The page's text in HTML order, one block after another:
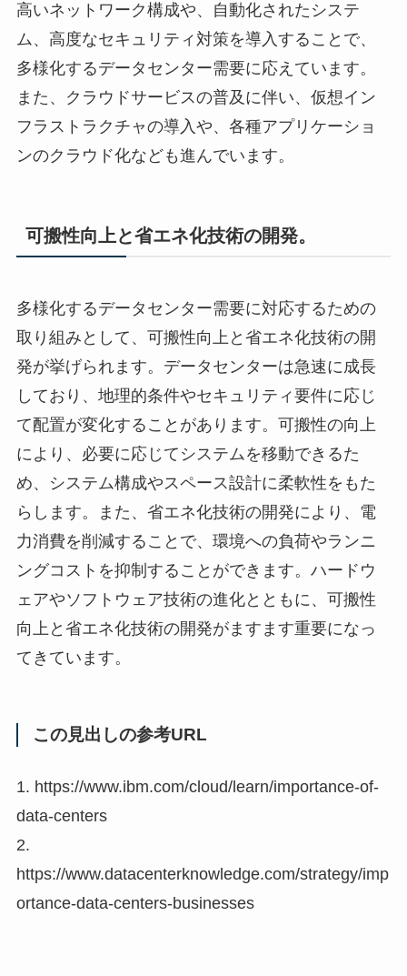
高いネットワーク構成や、自動化されたシステ
ム、高度なセキュリティ対策を導入することで、
多様化するデータセンター需要に応えています。
また、クラウドサービスの普及に伴い、仮想イン
フラストラクチャの導入や、各種アプリケーショ
ンのクラウド化なども進んでいます。
可搬性向上と省エネ化技術の開発。
多様化するデータセンター需要に対応するための
取り組みとして、可搬性向上と省エネ化技術の開
発が挙げられます。データセンターは急速に成長
しており、地理的条件やセキュリティ要件に応じ
て配置が変化することがあります。可搬性の向上
により、必要に応じてシステムを移動できるた
め、システム構成やスペース設計に柔軟性をもた
らします。また、省エネ化技術の開発により、電
力消費を削減することで、環境への負荷やランニ
ングコストを抑制することができます。ハードウ
ェアやソフトウェア技術の進化とともに、可搬性
向上と省エネ化技術の開発がますます重要になっ
てきています。
この見出しの参考URL
1. https://www.ibm.com/cloud/learn/importance-of-
data-centers
2.
https://www.datacenterknowledge.com/strategy/imp
ortance-data-centers-businesses